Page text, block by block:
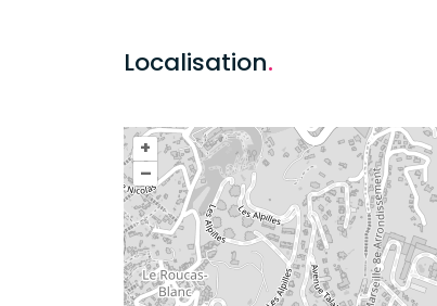
Localisation.
+
–